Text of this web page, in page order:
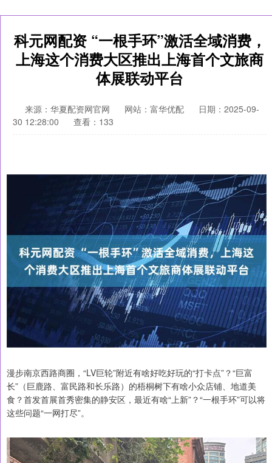
科元网配资 “一根手环”激活全域消费，
上海这个消费大区推出上海首个文旅商
体展联动平台
来源：华夏配资网官网 网站：富华优配
日期：2025-09-
30 12:28:00
查看：133
漫步南京西路商圈，“LV巨轮”附近有啥好吃好玩的“打卡点”？“巨富
长”（巨鹿路、富民路和长乐路）的梧桐树下有啥小众店铺、地道美
食？首发首展首秀密集的静安区，最近有啥“上新”？“一根手环”可以将
这些问题“一网打尽”。